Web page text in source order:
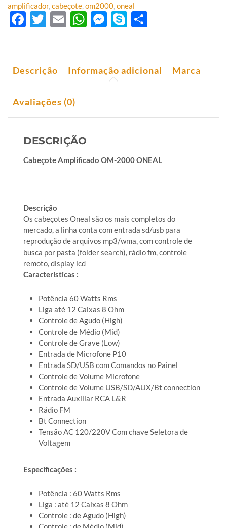
amplificador, cabeçote, om2000, oneal
Facebook
Twitter
EmailWhatsApp
Messenger
Skype
Descrição Informação adicional Marca
Avaliações (0)
DESCRIÇÃO
Cabeçote Amplificado OM-2000 ONEAL
Descrição
Os cabeçotes Oneal são os mais completos do
mercado, a linha conta com entrada sd/usb para
reprodução de arquivos mp3/wma, com controle de
busca por pasta (folder search), rádio fm, controle
remoto, display lcd
Características :
Potência 60 Watts Rms
Liga até 12 Caixas 8 Ohm
Controle de Agudo (High)
Controle de Médio (Mid)
Controle de Grave (Low)
Entrada de Microfone P10
Entrada SD/USB com Comandos no Painel
Controle de Volume Microfone
Controle de Volume USB/SD/AUX/Bt connection
Entrada Auxiliar RCA L&R
Rádio FM
Bt Connection
Tensão AC 120/220V Com chave Seletora de
Voltagem
Especificações :
Potência : 60 Watts Rms
Liga : até 12 Caixas 8 Ohm
Controle : de Agudo (High)